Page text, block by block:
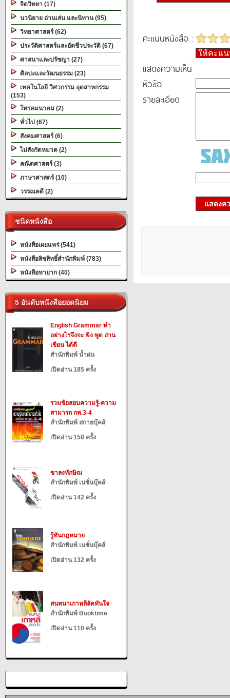
จิตวิทยา (17)
นวนิยาย อ่านเล่น และนิทาน (95)
วิทยาศาสตร์ (62)
ประวัติศาสตร์และอัตชีวประวัติ (67)
ศาสนาและปรัชญา (27)
ศิลปะและวัฒนธรรม (23)
เทคโนโลยี วิศวกรรม อุตสาหกรรม
(153)
โทรคมนาคม (2)
ทั่วไป (67)
สังคมศาสตร์ (6)
ไม่สังกัดหมวด (2)
คณิตศาสตร์ (3)
ภาษาศาสตร์ (10)
วรรณคดี (2)
ชนิดหนังสือ
หนังสือเผยแพร่ (541)
หนังสือลิขสิทธิ์สำนักพิมพ์ (783)
หนังสือหายาก (40)
5 อันดับหนังสือยอดนิยม
English Grammar ทำ
อย่างไรจึงจะ ฟัง พูด อ่าน
เขียน ได้ดี
สำนักพิมพ์ น้ำฝน
เปิดอ่าน 185 ครั้ง
รวมข้อสอบความรู้-ความ
สามารถ กพ.3-4
สำนักพิมพ์ สกายบุ๊คส์
เปิดอ่าน 158 ครั้ง
ขาลงทักษิณ
สำนักพิมพ์ เนชั่นบุ๊คส์
เปิดอ่าน 142 ครั้ง
รู้ทันกฎหมาย
สำนักพิมพ์ เนชั่นบุ๊คส์
เปิดอ่าน 132 ครั้ง
สนทนาเกาหลีลัดทันใจ
สำนักพิมพ์ Booktime
เปิดอ่าน 110 ครั้ง
คะแนนหนังสือ :
ให้คะแ
แสดงความเห็น
หัวข้อ
รายละเอียด
แสดงค